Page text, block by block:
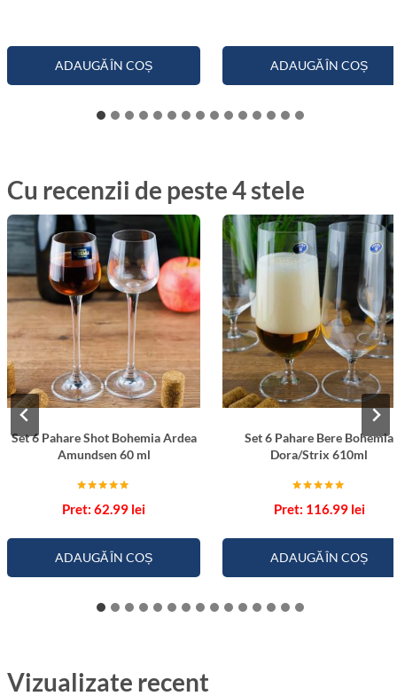
ADAUGĂ ÎN COȘ ADAUGĂ ÎN COȘ
Cu recenzii de peste 4 stele
Set 6 Pahare Shot Bohemia Ardea
Amundsen 60 ml
5.00
62.99 lei
ADAUGĂ ÎN COȘ
Set 6 Pahare Bere Bohemia
Dora/Strix 610ml
5.00
116.99 lei
ADAUGĂ ÎN COȘ
Vizualizate recent